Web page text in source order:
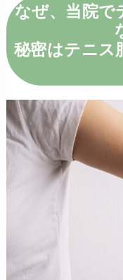
なぜ、当院で
秘密はテニス